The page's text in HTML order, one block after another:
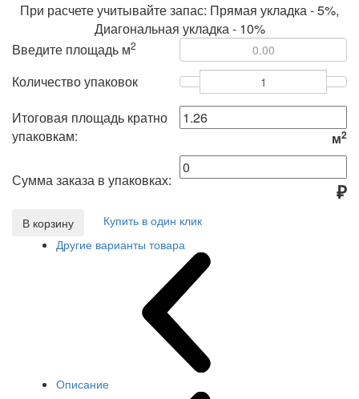
При расчете учитывайте запас: Прямая укладка - 5%,
Диагональная укладка - 10%
Введите площадь м2
Количество упаковок
Итоговая площадь кратно
упаковкам:
м2
Сумма заказа в упаковках: ₽
В корзину
Купить в один клик
Другие варианты товара
Описание